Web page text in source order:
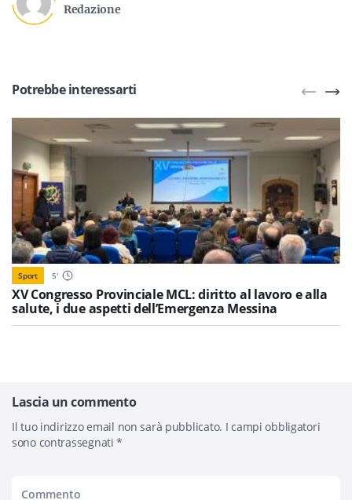
Redazione
Potrebbe interessarti
Sport 5'
XV Congresso Provinciale MCL: diritto al lavoro e alla
salute, i due aspetti dell’Emergenza Messina
Lascia un commento
Il tuo indirizzo email non sarà pubblicato. I campi obbligatori
sono contrassegnati*